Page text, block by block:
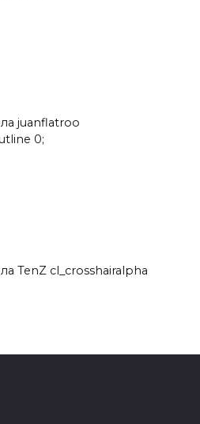
juanflatroo
0;
TenZ cl_crosshairalpha